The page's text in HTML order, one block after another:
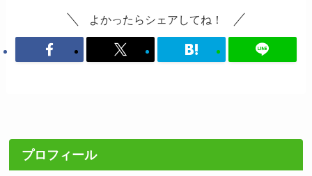
よかったらシェアしてね！
プロフィール